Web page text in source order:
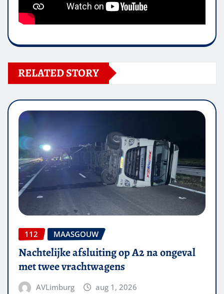
RELATED STORY
112 MAASGOUW
Nachtelijke afsluiting op A2 na ongeval
met twee vrachtwagens
AVLimburg aug 1, 2026